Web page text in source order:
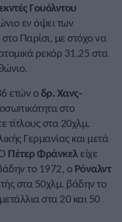
Γουόλντου
εν όψει των
Παρίσι, με στόχο να
ρεκόρ 31.25 στα
ετών ο δρ. Χανς-
στο
τίτλους στα 20χλμ.
Γερμανίας και μετά
Πέτερ Φράνκελείχε
το 1972, ο Ρόναλντ
στα 50χλμ. βάδην το
στα 20 και 50